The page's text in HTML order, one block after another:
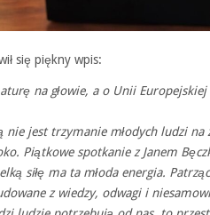
się piękny wpis:
na głowie, a o Unii
nie jest trzymanie młodych ludzi na
Piątkowe spotkanie z Janem
siłę ma ta młoda energia.
z wiedzy, odwagi i